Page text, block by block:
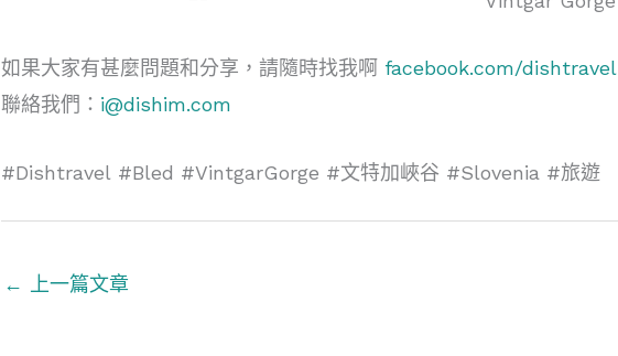
如果大家有甚麼問題和分享，請隨時找我啊 facebook.com/dishtravel
聯絡我們： i@dishim.com
#Dishtravel #Bled #VintgarGorge #文特加峽谷 #Slovenia #旅遊
← 上一篇文章